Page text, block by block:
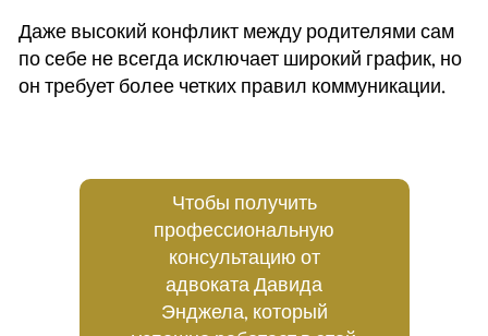
Даже высокий конфликт между родителями сам
по себе не всегда исключает широкий график, но
он требует более четких правил коммуникации.
Чтобы получить
профессиональную
консультацию от
адвоката Давида
Энджела, который